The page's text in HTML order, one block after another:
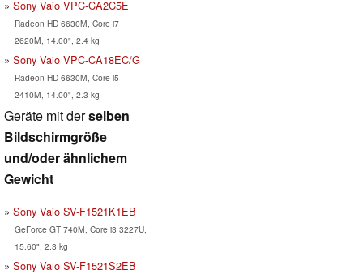
Sony Vaio VPC-CA2C5E
Radeon HD 6630M, Core i7
2620M, 14.00", 2.4 kg
Sony Vaio VPC-CA18EC/G
Radeon HD 6630M, Core i5
2410M, 14.00", 2.3 kg
Geräte mit derselben
Bildschirmgröße
und/oder ähnlichem
Gewicht
Sony Vaio SV-F1521K1EB
GeForce GT 740M, Core i3 3227U,
15.60", 2.3 kg
Sony Vaio SV-F1521S2EB